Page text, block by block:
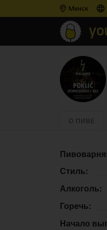
Минск
О ПИВЕ
Стиль:
Алкоголь:
Горечь:
Начало